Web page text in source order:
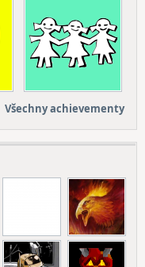
Všechny achievementy